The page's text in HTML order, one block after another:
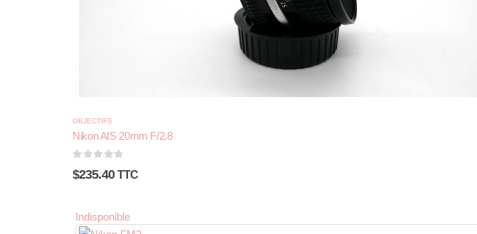
OBJECTIFS
Nikon AIS 20mm F/2.8
$235.40 TTC
Indisponible